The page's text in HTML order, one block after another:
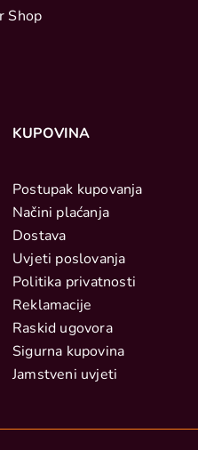
Shop
KUPOVINA
Postupak kupovanja
Načini plaćanja
Dostava
Uvjeti poslovanja
Politika privatnosti
Reklamacije
Raskid ugovora
Sigurna kupovina
Jamstveni uvjeti